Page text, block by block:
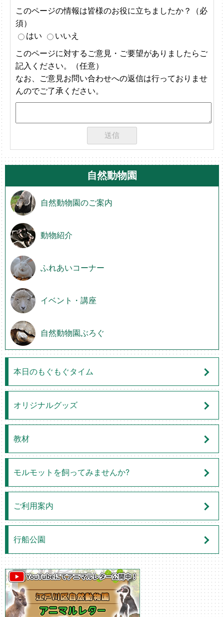
このページの情報は皆様のお役に立ちましたか？（必
須）
はい
いいえ
このページに対するご意見・ご要望がありましたらご
記入ください。（任意）
なお、ご意見お問い合わせへの返信は行っておりませ
んのでご了承ください。
自然動物園
自然動物園のご案内
動物紹介
ふれあいコーナー
イベント・講座
自然動物園ぶろぐ
本日のもぐもぐタイム
オリジナルグッズ
教材
モルモットを飼ってみませんか?
ご利用案内
行船公園